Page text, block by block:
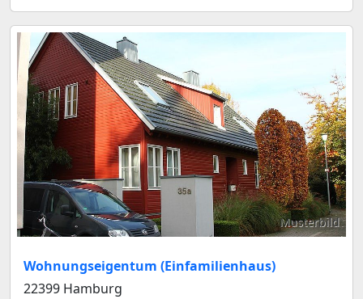
Musterbild
Wohnungseigentum (Einfamilienhaus)
22399 Hamburg